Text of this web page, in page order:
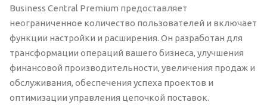
Business Central Premium предоставляет
неограниченное количество пользователей и включает
функции настройки и расширения. Он разработан для
трансформации операций вашего бизнеса, улучшения
финансовой производительности, увеличения продаж и
обслуживания, обеспечения успеха проектов и
оптимизации управления цепочкой поставок.